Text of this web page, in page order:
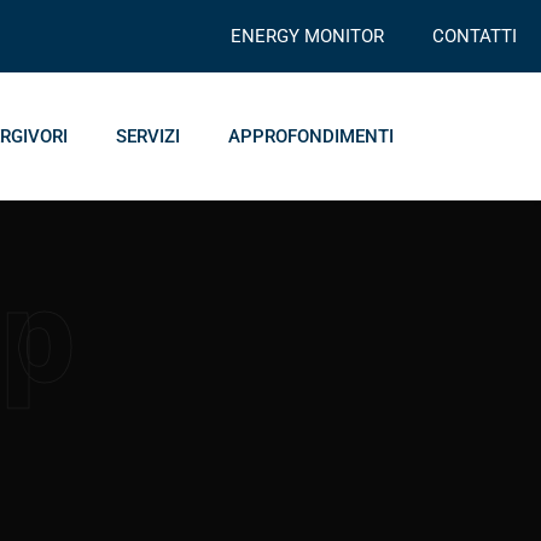
ENERGY MONITOR CONTATTI
SERVIZI APPROFONDIMENTI